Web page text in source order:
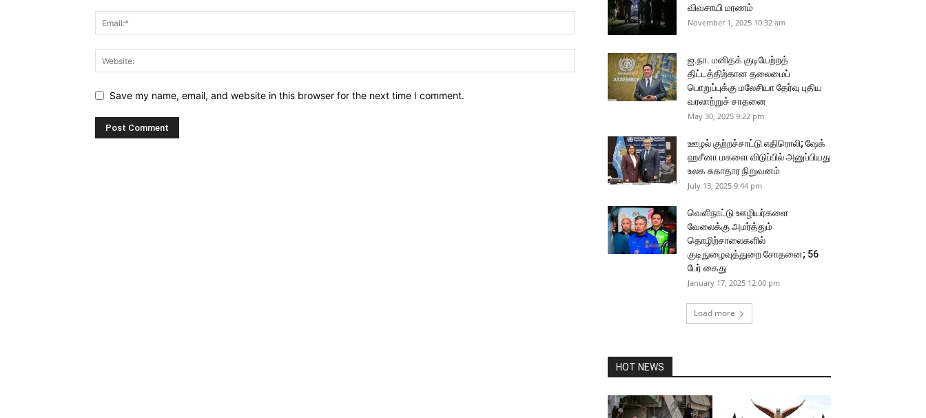
Save my name, email, and website in this browser for the next time I comment.
விவசாயி மரணம்
November 1, 2025 10:32 am
ஐ.நா. மனிதக் குடியேற்றத்
திட்டத்திற்கான தலைமைப்
பொறுப்புக்கு மலேசியா தேர்வு புதிய
வரலாற்றுச் சாதனை
May 30, 2025 9:22 pm
ஊழல் குற்றச்சாட்டு எதிரொலி; ஷேக்
ஹசீனா மகளை விடுப்பில் அனுப்பியது
உலக சுகாதார நிறுவனம்
July 13, 2025 9:44 pm
வெளிநாட்டு ஊழியர்களை
வேலைக்கு அமர்த்தும்
தொழிற்சாலைகளில்
குடிநுழைவுத்துறை சோதனை; 56
பேர் கைது
January 17, 2025 12:00 pm
Load more
HOT NEWS